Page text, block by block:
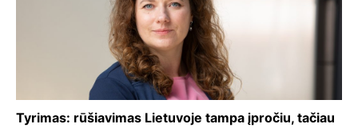
Tyrimas: rūšiavimas Lietuvoje tampa įpročiu, tačiau